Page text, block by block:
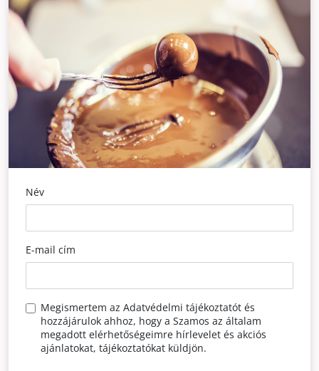
Név
E-mail cím
Megismertem az Adatvédelmi tájékoztatót és
hozzájárulok ahhoz, hogy a Szamos az általam
megadott elérhetőségeimre hírlevelet és akciós
ajánlatokat, tájékoztatókat küldjön.